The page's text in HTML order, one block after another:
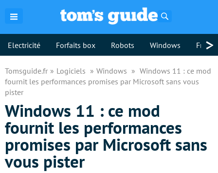
Electricité Forfaits box Robots Windows >
Tomsguide.fr Logiciels Windows
Windows 11 : ce mod
fournit les performances promises par Microsoft sans vous
pister
Windows 11 : ce mod
fournit les performances
promises par Microsoft sans
vous pister